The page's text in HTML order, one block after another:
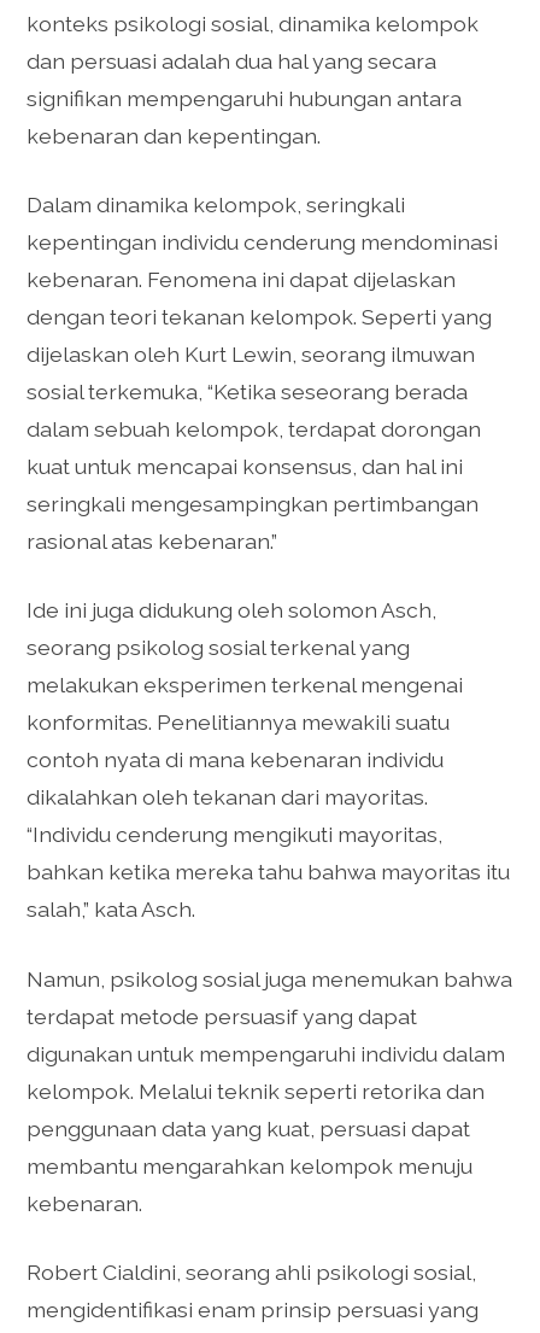
konteks psikologi sosial, dinamika kelompok
dan persuasi adalah dua hal yang secara
signifikan mempengaruhi hubungan antara
kebenaran dan kepentingan.
Dalam dinamika kelompok, seringkali
kepentingan individu cenderung mendominasi
kebenaran. Fenomena ini dapat dijelaskan
dengan teori tekanan kelompok. Seperti yang
dijelaskan oleh Kurt Lewin, seorang ilmuwan
sosial terkemuka, “Ketika seseorang berada
dalam sebuah kelompok, terdapat dorongan
kuat untuk mencapai konsensus, dan hal ini
seringkali mengesampingkan pertimbangan
rasional atas kebenaran.”
Ide ini juga didukung oleh solomon Asch,
seorang psikolog sosial terkenal yang
melakukan eksperimen terkenal mengenai
konformitas. Penelitiannya mewakili suatu
contoh nyata di mana kebenaran individu
dikalahkan oleh tekanan dari mayoritas.
“Individu cenderung mengikuti mayoritas,
bahkan ketika mereka tahu bahwa mayoritas itu
salah,” kata Asch.
Namun, psikolog sosial juga menemukan bahwa
terdapat metode persuasif yang dapat
digunakan untuk mempengaruhi individu dalam
kelompok. Melalui teknik seperti retorika dan
penggunaan data yang kuat, persuasi dapat
membantu mengarahkan kelompok menuju
kebenaran.
Robert Cialdini, seorang ahli psikologi sosial,
mengidentifikasi enam prinsip persuasi yang